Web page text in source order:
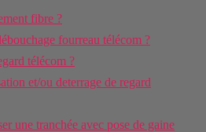
fibre ?
fourreau télécom ?
télécom ?
et/ou deterrage de regard
une tranchée avec pose de gaine